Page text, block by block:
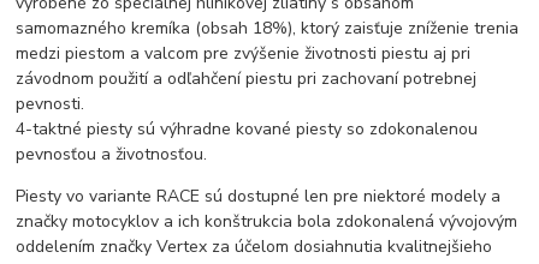
samomazného kremíka (obsah 18%), ktorý zaisťuje zníženie trenia
medzi piestom a valcom pre zvýšenie životnosti piestu aj pri
závodnom použití a odľahčení piestu pri zachovaní potrebnej
pevnosti.
4-taktné piesty sú výhradne kované piesty so zdokonalenou
pevnosťou a životnosťou.
Piesty vo variante RACE sú dostupné len pre niektoré modely a
značky motocyklov a ich konštrukcia bola zdokonalená vývojovým
oddelením značky Vertex za účelom dosiahnutia kvalitnejšieho